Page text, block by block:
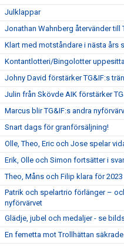
Julklappar
Jonathan Wahnberg återvänder till
Klart med motståndare i nästa års
Kontantlotteri/Bingolotter
Johny David förstärker TG&IF:s
Julin från Skövde AIK förstärker
Marcus blir TG&IF:s andra nyförvärv
Snart dags för granförsäljning!
Olle, Theo, Eric och Jose spelar
Erik, Olle och Simon fortsätter i
Theo, Måns och Filip klara för 2023
Patrik och spelartrio förlänger –
nyförvärvet
Glädje, jubel och medaljer - se
En femetta mot Trollhättan